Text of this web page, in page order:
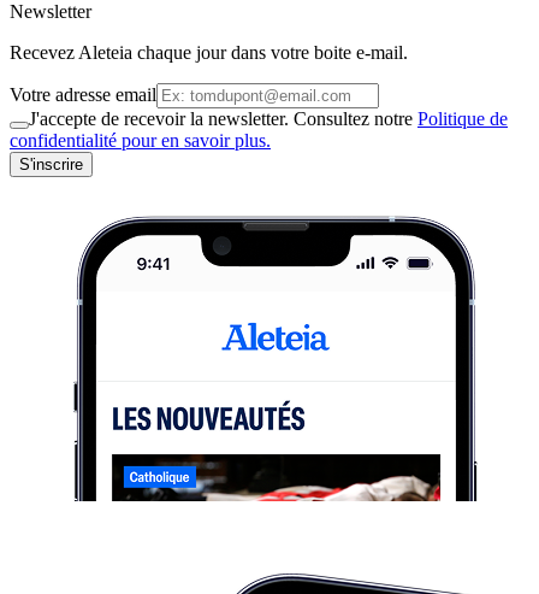
Newsletter
Recevez Aleteia chaque jour dans votre boite e-mail.
Votre adresse email
J'accepte de recevoir la newsletter. Consultez notre Politique de
confidentialité pour en savoir plus.
S'inscrire